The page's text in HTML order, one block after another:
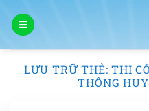
qua
LƯU TRỮ THẺ:THI
THÔNG